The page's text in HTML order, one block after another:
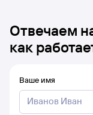
Отвечаем
как
Ваше имя